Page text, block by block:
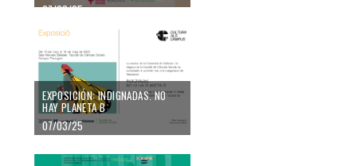
07/03/25
EXPOSICIÓN: INDIGNADAS. NO
HAY PLANETA B
07/03/25